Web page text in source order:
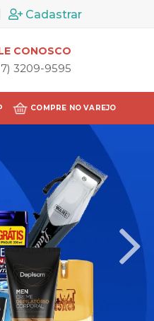
Cadastrar
CONOSCO
3209-9595
COMPRE NO VAREJO